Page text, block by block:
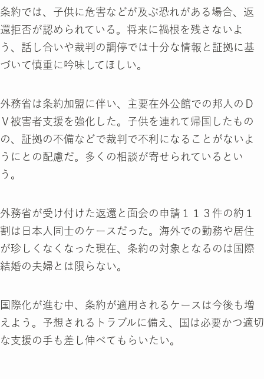
条約では、子供に危害などが及ぶ恐れがある場合、返
還拒否が認められている。将来に禍根を残さないよ
う、話し合いや裁判の調停では十分な情報と証拠に基
づいて慎重に吟味してほしい。
外務省は条約加盟に伴い、主要在外公館での邦人のＤ
Ｖ被害者支援を強化した。子供を連れて帰国したもの
の、証拠の不備などで裁判で不利になることがないよ
うにとの配慮だ。多くの相談が寄せられているとい
う。
外務省が受け付けた返還と面会の申請１１３件の約１
割は日本人同士のケースだった。海外での勤務や居住
が珍しくなくなった現在、条約の対象となるのは国際
結婚の夫婦とは限らない。
国際化が進む中、条約が適用されるケースは今後も増
えよう。予想されるトラブルに備え、国は必要かつ適切
な支援の手も差し伸べてもらいたい。